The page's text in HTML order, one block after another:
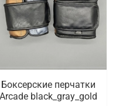
Боксерские перчатки
Arcade black_gray_gold